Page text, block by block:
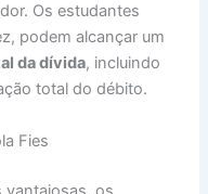
Os estudantes
podem alcançar um
da dívida, incluindo
total do débito.
Fies